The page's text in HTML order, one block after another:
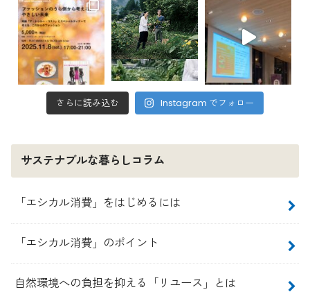
さらに読み込む Instagram でフォロー
サステナブルな暮らしコラム
「エシカル消費」をはじめるには
「エシカル消費」のポイント
自然環境への負担を抑える「リユース」とは